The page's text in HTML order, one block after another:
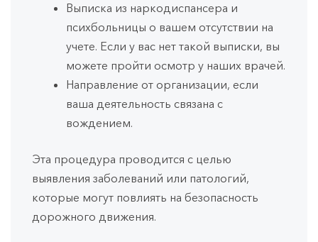
Выписка из наркодиспансера и
психбольницы о вашем отсутствии на
учете. Если у вас нет такой выписки, вы
можете пройти осмотр у наших врачей.
Направление от организации, если
ваша деятельность связана с
вождением.
Эта процедура проводится с целью
выявления заболеваний или патологий,
которые могут повлиять на безопасность
дорожного движения.